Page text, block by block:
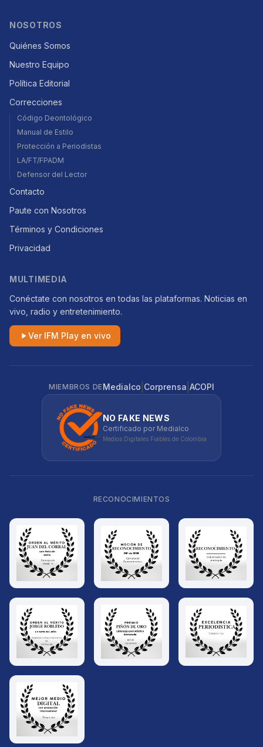
NOSOTROS
Quiénes Somos
Nuestro Equipo
Política Editorial
Correcciones
Código Deontológico
Manual de Estilo
Protección a Periodistas
LA/FT/FPADM
Defensor del Lector
Contacto
Paute con Nosotros
Términos y Condiciones
Privacidad
MULTIMEDIA
Conéctate con nosotros en todas las plataformas. Noticias en
vivo, radio y entretenimiento.
Ver IFM Play en vivo
MIEMBROS DEMedialco Corprensa ACOPI
NO FAKE NEWS
Certificado por Medialco
Medios Digitales Fiables de Colombia
RECONOCIMIENTOS